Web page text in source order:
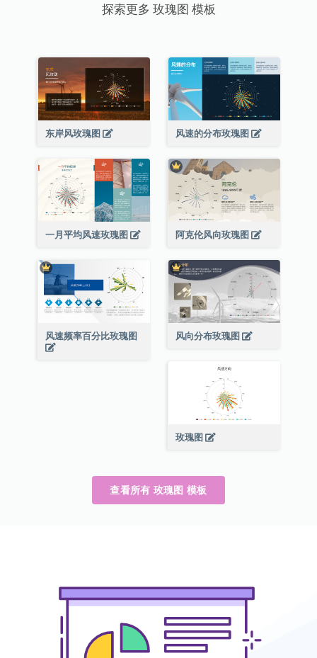
探索更多 玫瑰图 模板
东岸风玫瑰图 风速的分布玫瑰图
一月平均风速玫瑰图 阿克伦风向玫瑰图
风速频率百分比玫瑰图 风向分布玫瑰图
玫瑰图
查看所有 玫瑰图 模板